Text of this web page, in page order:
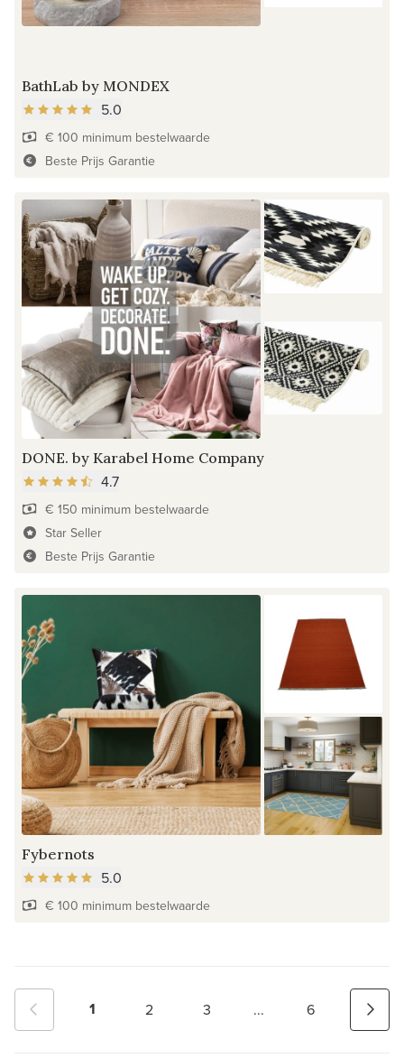
BathLab by MONDEX
5.0
€ 100 minimum bestelwaarde
Beste Prijs Garantie
DONE. by Karabel Home Company
4.7
€ 150 minimum bestelwaarde
Star Seller
Beste Prijs Garantie
Fybernots
5.0
€ 100 minimum bestelwaarde
1 2 3 ... 6